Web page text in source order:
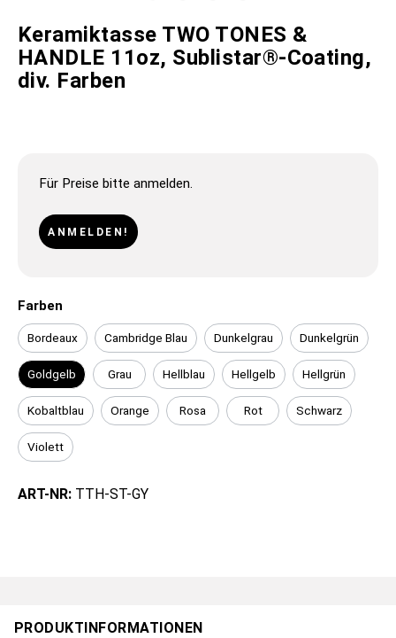
Keramiktasse TWO TONES &
HANDLE 11oz, Sublistar®-Coating,
div. Farben
Für Preise bitte anmelden.
ANMELDEN!
Farben
Bordeaux Cambridge Blau Dunkelgrau Dunkelgrün
Goldgelb Grau Hellblau Hellgelb Hellgrün
Kobaltblau Orange Rosa Rot Schwarz
Violett
ART-NR: TTH-ST-GY
PRODUKTINFORMATIONEN